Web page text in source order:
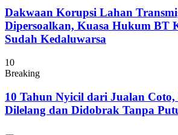
Dakwaan Korupsi Lahan
Dipersoalkan, Kuasa Hukum BT
Sudah Kedaluwarsa
10
Breaking
10 Tahun Nyicil dari Jualan
Dilelang dan Didobrak Tanpa